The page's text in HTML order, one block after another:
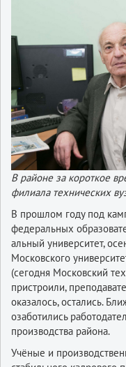
В районе за короткое
филиала технических
В прошлом году под
федеральных
альный университет,
Московского
(сегодня Московский
пристроили,
оказалось, остались.
озаботились
производства района.
Учёные и